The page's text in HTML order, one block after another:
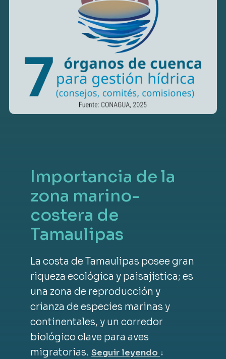
Importancia de la
zona marino-
costera de
Tamaulipas
La costa de Tamaulipas posee gran
riqueza ecológica y paisajística; es
una zona de reproducción y
crianza de especies marinas y
continentales, y un corredor
biológico clave para aves
migratorias. Seguir leyendo ↓